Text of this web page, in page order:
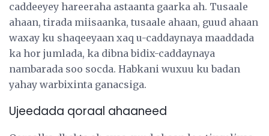
caddeeyey hareeraha astaanta gaarka ah. Tusaale
ahaan, tirada miisaanka, tusaale ahaan, guud ahaan
waxay ku shaqeeyaan xaq u-caddaynaya maaddada
ka hor jumlada, ka dibna bidix-caddaynaya
nambarada soo socda. Habkani wuxuu ku badan
yahay warbixinta ganacsiga.
Ujeedada qoraal ahaaneed